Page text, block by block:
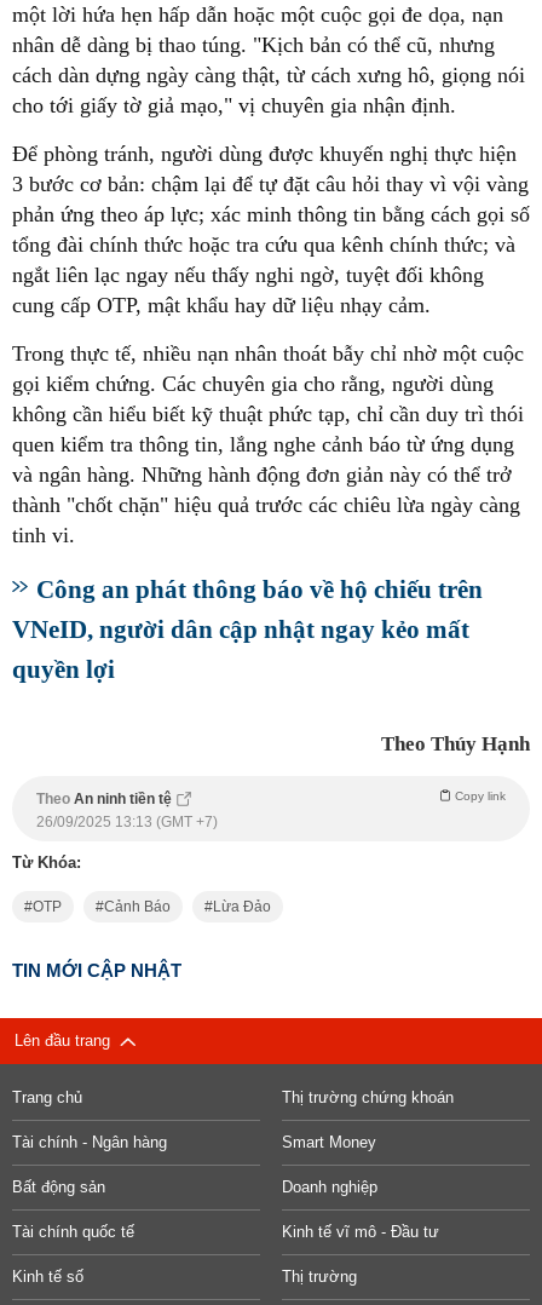
một lời hứa hẹn hấp dẫn hoặc một cuộc gọi đe dọa, nạn
nhân dễ dàng bị thao túng. "Kịch bản có thể cũ, nhưng
cách dàn dựng ngày càng thật, từ cách xưng hô, giọng nói
cho tới giấy tờ giả mạo," vị chuyên gia nhận định.
Để phòng tránh, người dùng được khuyến nghị thực hiện
3 bước cơ bản: chậm lại để tự đặt câu hỏi thay vì vội vàng
phản ứng theo áp lực; xác minh thông tin bằng cách gọi số
tổng đài chính thức hoặc tra cứu qua kênh chính thức; và
ngắt liên lạc ngay nếu thấy nghi ngờ, tuyệt đối không
cung cấp OTP, mật khẩu hay dữ liệu nhạy cảm.
Trong thực tế, nhiều nạn nhân thoát bẫy chỉ nhờ một cuộc
gọi kiểm chứng. Các chuyên gia cho rằng, người dùng
không cần hiểu biết kỹ thuật phức tạp, chỉ cần duy trì thói
quen kiểm tra thông tin, lắng nghe cảnh báo từ ứng dụng
và ngân hàng. Những hành động đơn giản này có thể trở
thành "chốt chặn" hiệu quả trước các chiêu lừa ngày càng
tinh vi.
Công an phát thông báo về hộ chiếu trên
VNeID, người dân cập nhật ngay kẻo mất
quyền lợi
Theo Thúy Hạnh
Theo An ninh tiền tệ Copy link
26/09/2025 13:13 (GMT +7)
Từ Khóa:
OTP Cảnh Báo Lừa Đảo
TIN MỚI CẬP NHẬT
Lên đầu trang
Trang chủ Thị trường chứng khoán
Tài chính - Ngân hàng Smart Money
Bất động sản Doanh nghiệp
Tài chính quốc tế Kinh tế vĩ mô - Đầu tư
Kinh tế số Thị trường